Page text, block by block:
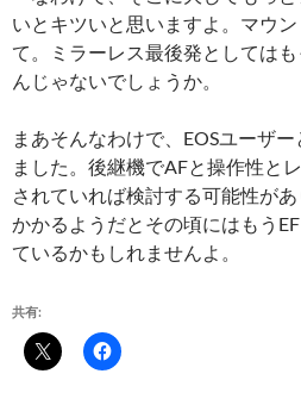
いとキツいと思いますよ。マウ
て。ミラーレス最後発としては
んじゃないでしょうか。
まあそんなわけで、EOSユーザ
ました。後継機でAFと操作性と
されていれば検討する可能性が
かかるようだとその頃にはもう
ているかもしれませんよ。
共有: